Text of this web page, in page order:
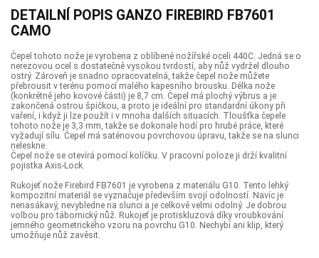
DETAILNÍ POPIS GANZO FIREBIRD FB7601
CAMO
Čepel tohoto nože je vyrobena z oblíbené nožířské oceli 440C. Jedná se o
nerezovou ocel s dostatečně vysokou tvrdostí, aby nůž vydržel dlouho
ostrý. Zároveň je snadno opracovatelná, takže čepel nože můžete
přebrousit v terénu pomocí malého kapesního brousku. Délka nože
(konkrétně jeho kovové části) je 8,7 cm. Čepel má plochý výbrus a je
zakončená ostrou špičkou, a proto je ideální pro standardní úkony při
vaření, i když ji lze použít i v mnoha dalších situacích. Tloušťka čepele
tohoto nože je 3,3 mm, takže se dokonale hodí pro hrubé práce, které
vyžadují sílu. Čepel má saténovou povrchovou úpravu, takže se na slunci
neleskne.
Čepel nože se otevírá pomocí kolíčku. V pracovní poloze ji drží kvalitní
pojistka Axis-Lock.
Rukojeť nože Firebird FB7601 je vyrobena z materiálu G10. Tento lehký
kompozitní materiál se vyznačuje především svojí odolností. Navíc je
nenasákavý, nevybledne na slunci a je celkově velmi odolný. Je dobrou
volbou pro tábornický nůž. Rukojeť je protiskluzová díky vroubkování
jemného geometrického vzoru na povrchu G10. Nechybí ani klip, který
umožňuje nůž zavěsit.